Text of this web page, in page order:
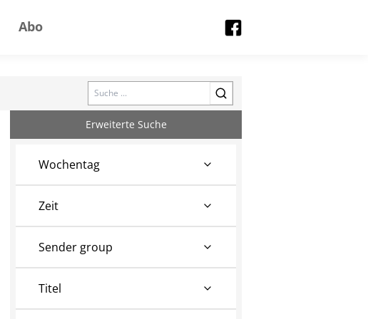
Abo
Search
Erweiterte Suche
Wochentag
Zeit
Sender group
Titel